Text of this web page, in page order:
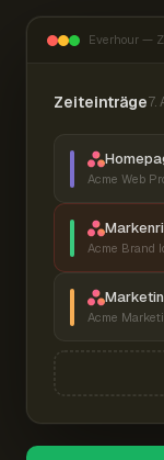
Everhour —
Zeiteinträge7.
Acme Web
Acme Brand
Acme